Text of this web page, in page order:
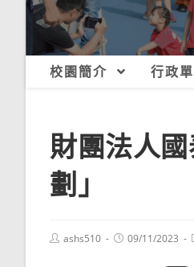
校園簡介 行政
財團法人
劃」
Postashs510
Post09/11/2023